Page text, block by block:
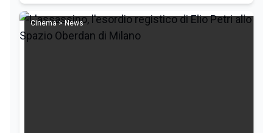
Cinema > News